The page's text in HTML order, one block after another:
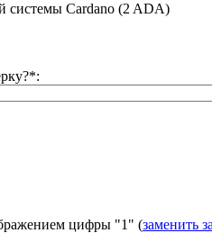
системы Cardano (2 ADA)
*:
цифры "1" (заменить